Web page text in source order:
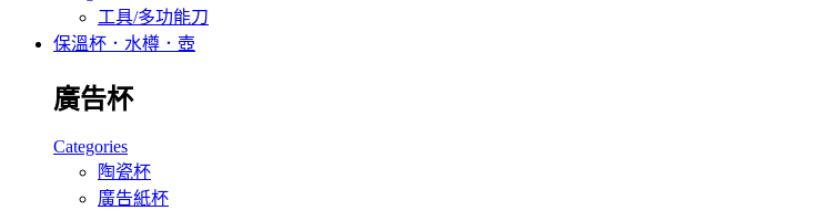
工具/多功能刀
保溫杯．水樽．壺
廣告杯
Categories
陶瓷杯
廣告紙杯